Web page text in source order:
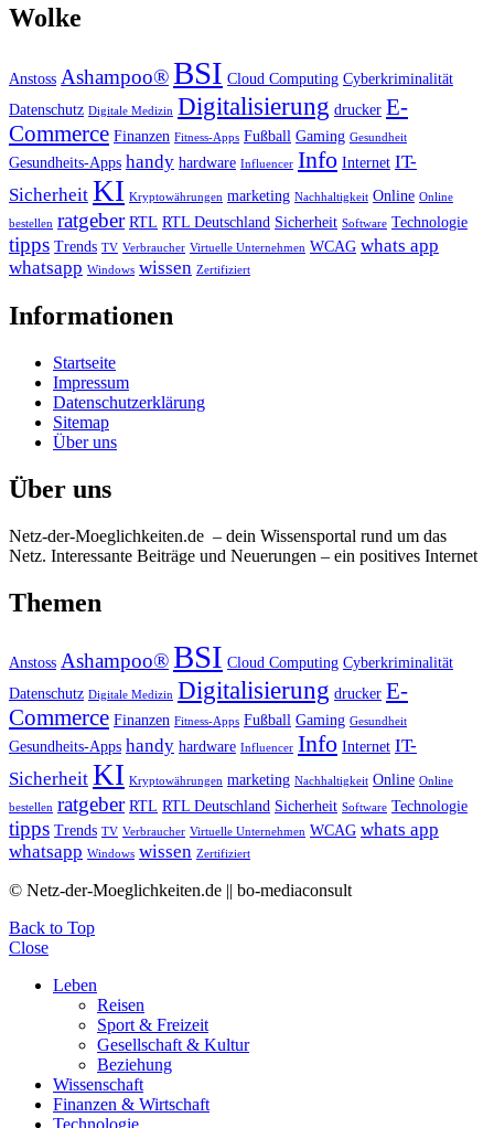
Wolke
Anstoss Ashampoo®BSI Cloud Computing Cyberkriminalität
Datenschutz Digitale Medizin Digitalisierung drucker E-
Commerce Finanzen Fitness-Apps Fußball Gaming Gesundheit
Gesundheits-Apps handy hardware Influencer Info Internet IT-
Sicherheit KI Kryptowährungen marketing Nachhaltigkeit Online Online
bestellen ratgeber RTL RTL Deutschland Sicherheit Software Technologie
tipps Trends TV Verbraucher Virtuelle Unternehmen WCAG whats app
whatsapp Windows wissen Zertifiziert
Informationen
Startseite
Impressum
Datenschutzerklärung
Sitemap
Über uns
Über uns
Netz-der-Moeglichkeiten.de – dein Wissensportal rund um das
Netz. Interessante Beiträge und Neuerungen – ein positives Internet
Themen
Anstoss Ashampoo®BSI Cloud Computing Cyberkriminalität
Datenschutz Digitale Medizin Digitalisierung drucker E-
Commerce Finanzen Fitness-Apps Fußball Gaming Gesundheit
Gesundheits-Apps handy hardware Influencer Info Internet IT-
Sicherheit KI Kryptowährungen marketing Nachhaltigkeit Online Online
bestellen ratgeber RTL RTL Deutschland Sicherheit Software Technologie
tipps Trends TV Verbraucher Virtuelle Unternehmen WCAG whats app
whatsapp Windows wissen Zertifiziert
© Netz-der-Moeglichkeiten.de || bo-mediaconsult
Back to Top
Close
Leben
Reisen
Sport & Freizeit
Gesellschaft & Kultur
Beziehung
Wissenschaft
Finanzen & Wirtschaft